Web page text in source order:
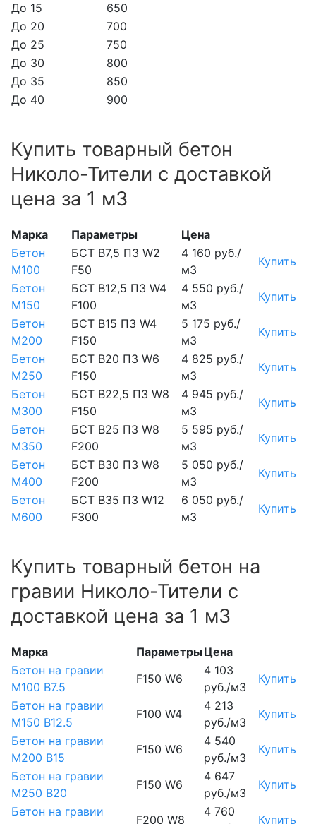
До 15
650
До 20
700
До 25
750
До 30
800
До 35
850
До 40
900
Купить товарный бетон
Николо-Тители с доставкой
цена за 1 м3
Марка Параметры
Цена
Бетон
М100
БСТ В7,5 П3 W2
F50
4 160 руб./
м3
Купить
Бетон
М150
БСТ В12,5 П3 W4
F100
4 550 руб./
м3
Купить
Бетон
М200
БСТ В15 П3 W4
F150
5 175 руб./
м3
Купить
Бетон
М250
БСТ В20 П3 W6
F150
4 825 руб./
м3
Купить
Бетон
М300
БСТ В22,5 П3 W8
F150
4 945 руб./
м3
Купить
Бетон
М350
БСТ В25 П3 W8
F200
5 595 руб./
м3
Купить
Бетон
М400
БСТ В30 П3 W8
F200
5 050 руб./
м3
Купить
Бетон
М600
БСТ В35 П3 W12
F300
6 050 руб./
м3
Купить
Купить товарный бетон на
гравии Николо-Тители с
доставкой цена за 1 м3
Марка ПараметрыЦена
Бетон на гравии
М100 B7.5
F150 W6
4 103
руб./м3
Купить
Бетон на гравии
М150 B12.5
F100 W4
4 213
руб./м3
Купить
Бетон на гравии
М200 B15
F150 W6
4 540
руб./м3
Купить
Бетон на гравии
М250 B20
F150 W6
4 647
руб./м3
Купить
Бетон на гравии
F200 W8
4 760
Купить